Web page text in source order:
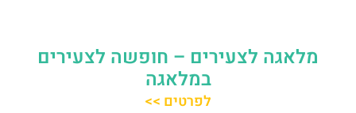
מלאגה לצעירים – חופשה לצעירים
במלאגה
לפרטים >>